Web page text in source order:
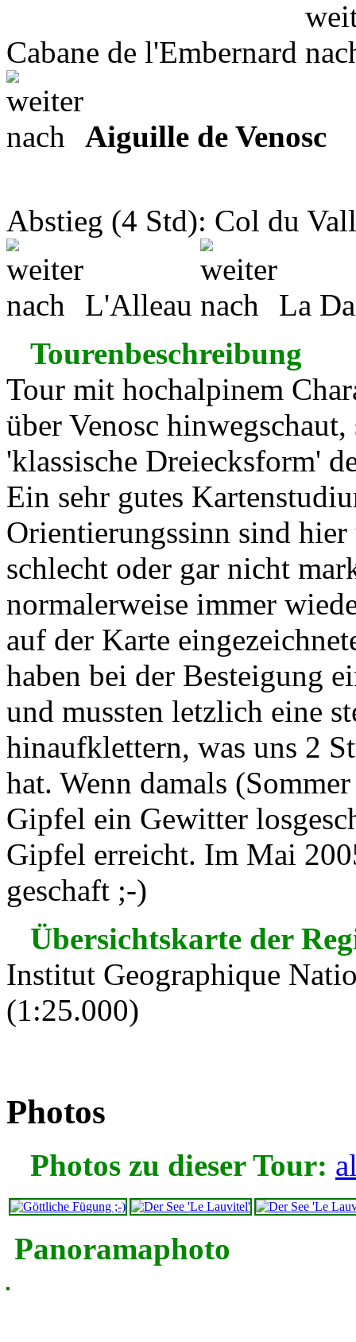
Cabane de l'Embernard
Aiguille de Venosc
Abstieg (4 Std): Col du
L'Alleau
La
Tourenbeschreibung
Tour mit hochalpinem
über Venosc
'klassische Dreiecksform'
Ein sehr gutes
Orientierungssinn sind hier
schlecht oder gar nicht
normalerweise immer
auf der Karte
haben bei der Besteigung
und mussten letzlich eine
hinaufklettern, was uns 2
hat. Wenn damals
Gipfel ein Gewitter
Gipfel erreicht. Im Mai
geschaft ;-)
Übersichtskarte der
Institut Geographique
(1:25.000)
Photos
Photos zu dieser Tour:
Panoramaphoto